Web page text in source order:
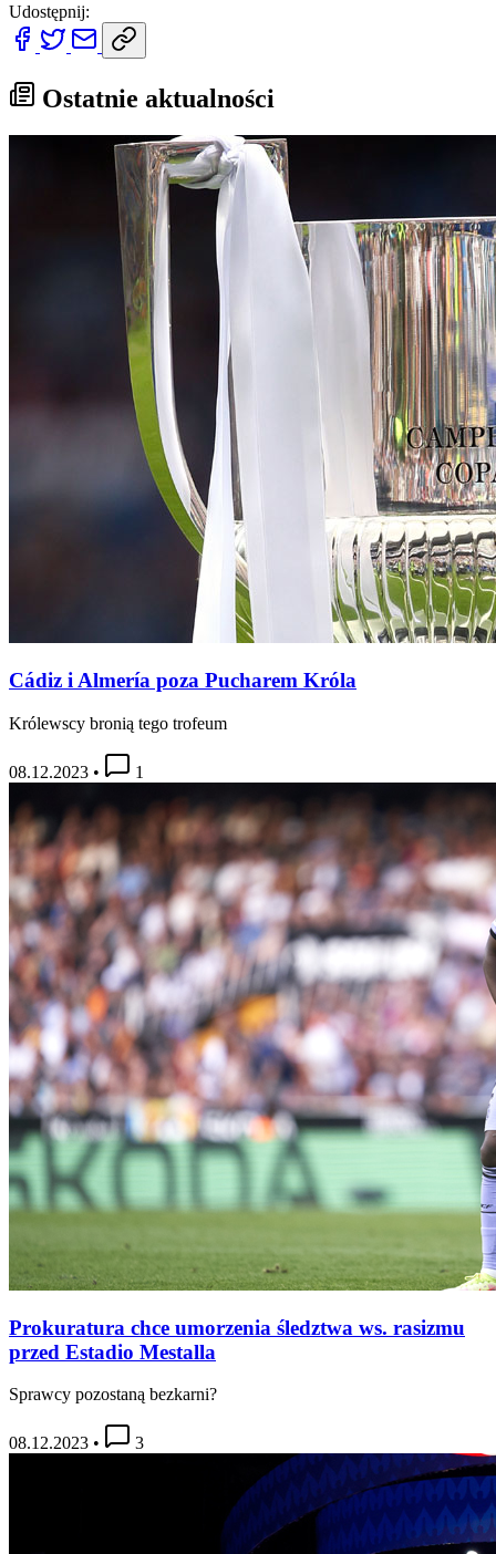
Udostępnij:
Ostatnie aktualności
Cádiz i Almería poza Pucharem Króla
Królewscy bronią tego trofeum
08.12.2023 • 1
Prokuratura chce umorzenia śledztwa ws. rasizmu
przed Estadio Mestalla
Sprawcy pozostaną bezkarni?
08.12.2023 • 3